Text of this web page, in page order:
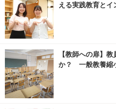
える実践教育とイ
【教師への扉】
か？ 一般教養縮